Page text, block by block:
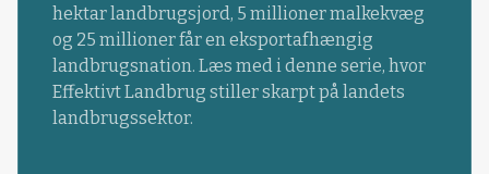
hektar landbrugsjord, 5 millioner malkekvæg
og 25 millioner får en eksportafhængig
landbrugsnation. Læs med i denne serie, hvor
Effektivt Landbrug stiller skarpt på landets
landbrugssektor.